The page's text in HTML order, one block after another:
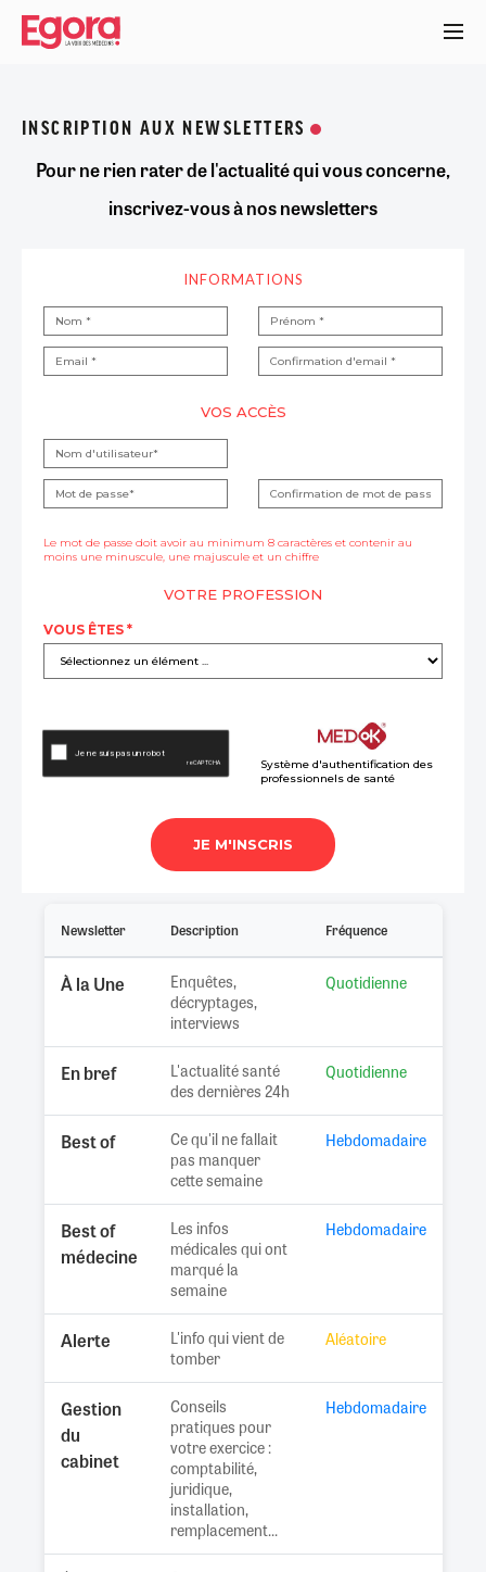
Aller
contenu
INSCRIPTION AUX NEWSLETTERS
Pour ne rien rater de l'actualité qui vous concerne,
inscrivez-vous à nos newsletters
Newsletter Description Fréquence
À la Une
Enquêtes,
décryptages,
interviews
Quotidienne
En bref
L'actualité santé
des dernières 24h
Quotidienne
Best of
Ce qu'il ne fallait
pas manquer
cette semaine
Hebdomadaire
Best of
médecine
Les infos
médicales qui ont
marqué la
semaine
Hebdomadaire
Alerte
L'info qui vient de
tomber
Aléatoire
Gestion
du
cabinet
Conseils
pratiques pour
votre exercice :
comptabilité,
juridique,
installation,
remplacement...
Hebdomadaire